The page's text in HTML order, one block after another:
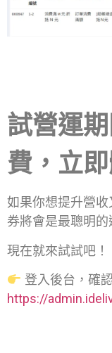
試營運
費，立即
如果你想提升營收
券將會是最聰明的
現在就來試試吧！
登入後台，確
https://